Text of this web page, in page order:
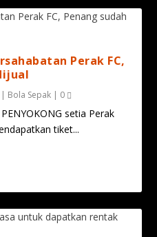
Perak FC,
| Bola Sepak | 0
setia Perak
tiket...